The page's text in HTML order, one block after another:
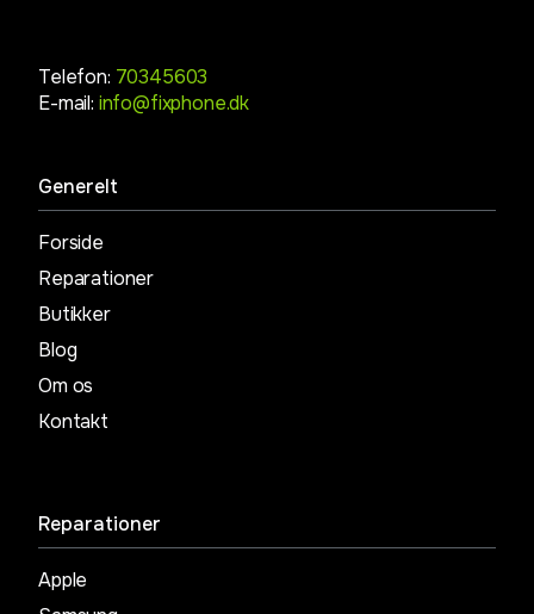
Telefon: 70345603
E-mail: info@fixphone.dk
Generelt
Forside
Reparationer
Butikker
Blog
Om os
Kontakt
Reparationer
Apple